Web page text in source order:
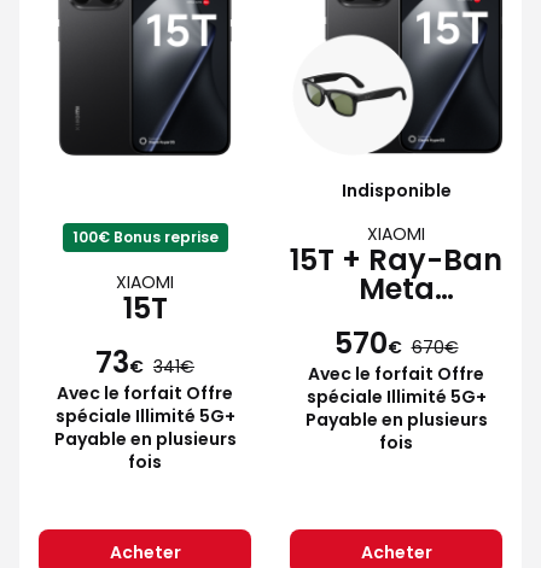
100€ Bonus reprise
XIAOMI
15T
73€ 341
Avec le forfait Offre
spéciale Illimité 5G+
Payable en plusieurs
fois
Acheter
Indisponible
XIAOMI
15T + Ray-Ban
Meta
570€ 670
Avec le forfait Offre
spéciale Illimité 5G+
Payable en plusieurs
fois
Acheter